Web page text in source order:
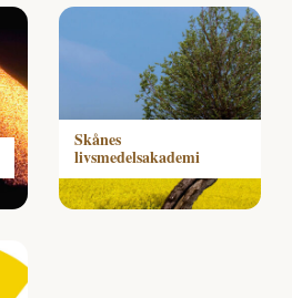
Skånes
livsmedelsakademi